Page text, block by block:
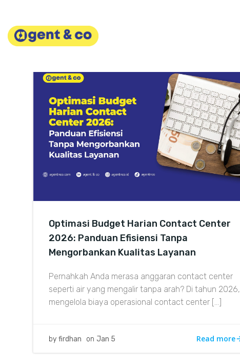
content
Optimasi Budget Harian Contact Center
2026: Panduan Efisiensi Tanpa
Mengorbankan Kualitas Layanan
Pernahkah Anda merasa anggaran contact center
seperti air yang mengalir tanpa arah? Di tahun 2026,
mengelola biaya operasional contact center […]
by firdhan on Jan 5 Read more